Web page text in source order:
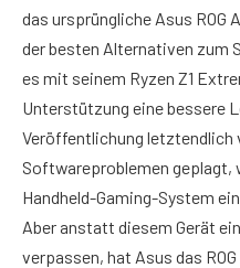
das ursprüngliche Asus ROG
der besten Alternativen zum
es mit seinem Ryzen Z1
Unterstützung eine bessere
Veröffentlichung letztendlich
Softwareproblemen geplagt,
Handheld-Gaming-System
Aber anstatt diesem Gerät
verpassen, hat Asus das